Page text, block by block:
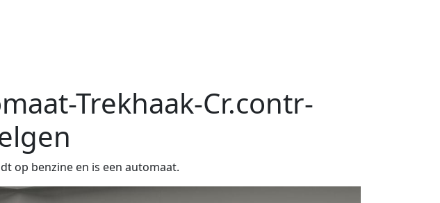
Trekhaak-Cr.contr-
op benzine en is een automaat.